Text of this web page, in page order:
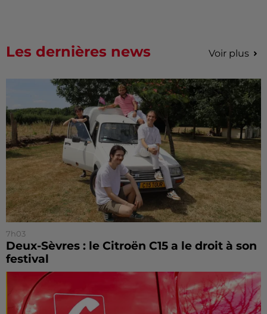
Les dernières news Voir plus
7h03
Deux-Sèvres : le Citroën C15 a le droit à son
festival